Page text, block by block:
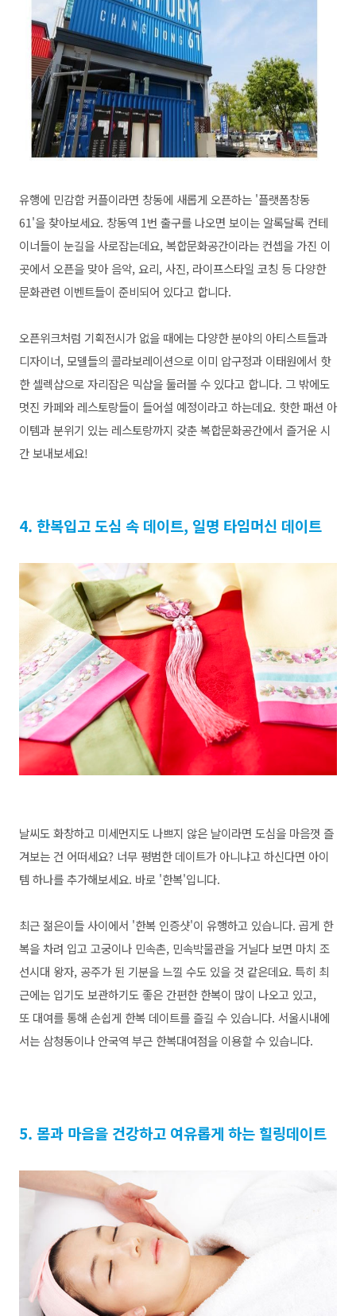
유행에 민감함 커플이라면 창동에 새롭게 오픈하는 '플랫폼창동
61'을 찾아보세요. 창동역 1번 출구를 나오면 보이는 알록달록 컨테
이너들이 눈길을 사로잡는데요, 복합문화공간이라는 컨셉을 가진 이
곳에서 오픈을 맞아 음악, 요리, 사진, 라이프스타일 코칭 등 다양한
문화관련 이벤트들이 준비되어 있다고 합니다.
오픈위크처럼 기획전시가 없을 때에는 다양한 분야의 아티스트들과
디자이너, 모델들의 콜라보레이션으로 이미 압구정과 이태원에서 핫
한 셀렉샵으로 자리잡은 믹샵을 둘러볼 수 있다고 합니다. 그 밖에도
멋진 카페와 레스토랑들이 들어설 예정이라고 하는데요. 핫한 패션 아
이템과 분위기 있는 레스토랑까지 갖춘 복합문화공간에서 즐거운 시
간 보내보세요!
4. 한복입고 도심 속 데이트, 일명 타임머신 데이트
날씨도 화창하고 미세먼지도 나쁘지 않은 날이라면 도심을 마음껏 즐
겨보는 건 어떠세요? 너무 평범한 데이트가 아니냐고 하신다면 아이
템 하나를 추가해보세요. 바로 '한복'입니다.
최근 젊은이들 사이에서 '한복 인증샷'이 유행하고 있습니다. 곱게 한
복을 차려 입고 고궁이나 민속촌, 민속박물관을 거닐다 보면 마치 조
선시대 왕자, 공주가 된 기분을 느낄 수도 있을 것 같은데요. 특히 최
근에는 입기도 보관하기도 좋은 간편한 한복이 많이 나오고 있고,
또 대여를 통해 손쉽게 한복 데이트를 즐길 수 있습니다. 서울시내에
서는 삼청동이나 안국역 부근 한복대여점을 이용할 수 있습니다.
5. 몸과 마음을 건강하고 여유롭게 하는 힐링데이트